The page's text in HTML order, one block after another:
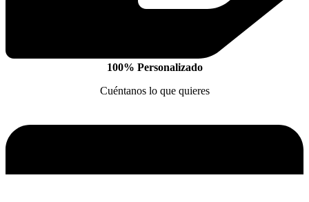
100% Personalizado
Cuéntanos lo que quieres